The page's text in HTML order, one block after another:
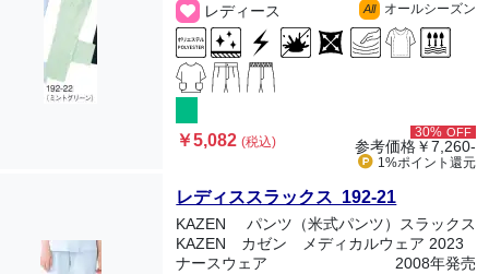
レディース
All オールシーズン
￥5,082(税込)
30% OFF
参考価格￥7,260-
1%ポイント 還元
レディススラックス 192-21
KAZEN
パンツ（米式パンツ）スラックス
KAZEN カゼン メディカルウェア 2023
ナースウェア
2008年発売